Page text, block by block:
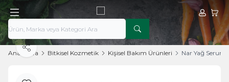
Hesabım
Ana Sayfa Bitkisel Kozmetik Kişisel Bakım Ürünleri Nar Yağ
Paylaş